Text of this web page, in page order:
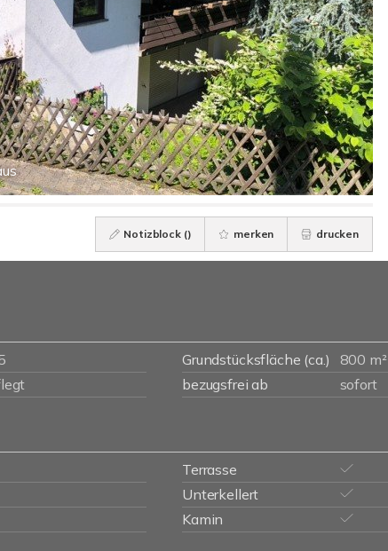
Notizblock () merken drucken
Grundstücksfläche (ca.)
800 m²
bezugsfrei ab sofort
Terrasse
Unterkellert
Kamin